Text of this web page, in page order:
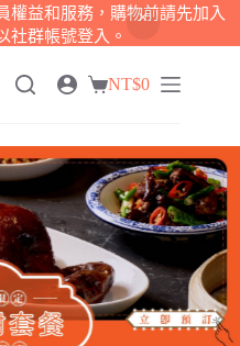
權益和服務，購物前請先加入
社群帳號登入。
購
車
NT$0